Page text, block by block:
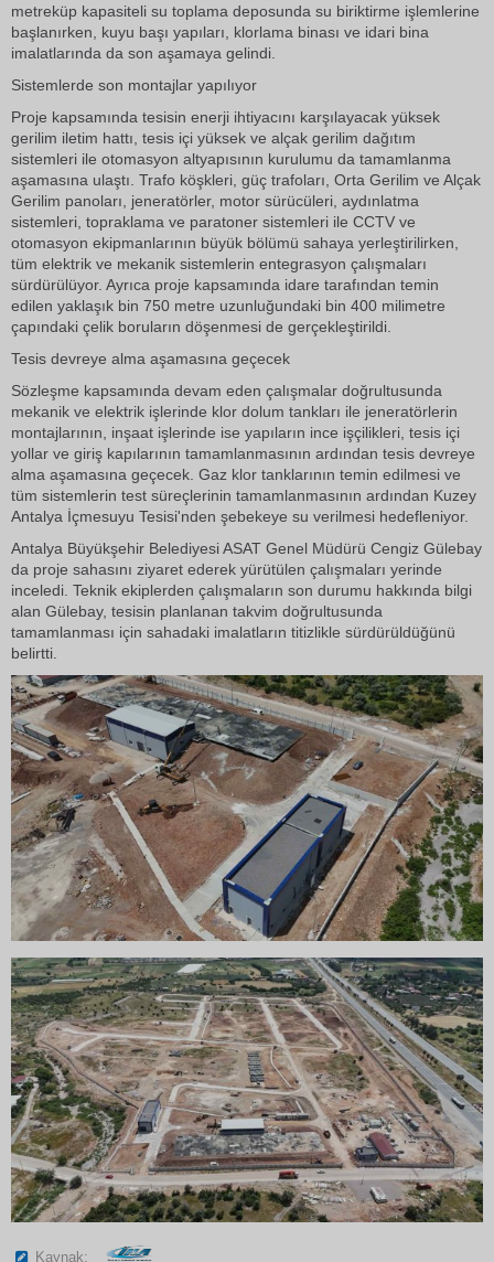
metreküp kapasiteli su toplama deposunda su biriktirme işlemlerine
başlanırken, kuyu başı yapıları, klorlama binası ve idari bina
imalatlarında da son aşamaya gelindi.
Sistemlerde son montajlar yapılıyor
Proje kapsamında tesisin enerji ihtiyacını karşılayacak yüksek
gerilim iletim hattı, tesis içi yüksek ve alçak gerilim dağıtım
sistemleri ile otomasyon altyapısının kurulumu da tamamlanma
aşamasına ulaştı. Trafo köşkleri, güç trafoları, Orta Gerilim ve Alçak
Gerilim panoları, jeneratörler, motor sürücüleri, aydınlatma
sistemleri, topraklama ve paratoner sistemleri ile CCTV ve
otomasyon ekipmanlarının büyük bölümü sahaya yerleştirilirken,
tüm elektrik ve mekanik sistemlerin entegrasyon çalışmaları
sürdürülüyor. Ayrıca proje kapsamında idare tarafından temin
edilen yaklaşık bin 750 metre uzunluğundaki bin 400 milimetre
çapındaki çelik boruların döşenmesi de gerçekleştirildi.
Tesis devreye alma aşamasına geçecek
Sözleşme kapsamında devam eden çalışmalar doğrultusunda
mekanik ve elektrik işlerinde klor dolum tankları ile jeneratörlerin
montajlarının, inşaat işlerinde ise yapıların ince işçilikleri, tesis içi
yollar ve giriş kapılarının tamamlanmasının ardından tesis devreye
alma aşamasına geçecek. Gaz klor tanklarının temin edilmesi ve
tüm sistemlerin test süreçlerinin tamamlanmasının ardından Kuzey
Antalya İçmesuyu Tesisi'nden şebekeye su verilmesi hedefleniyor.
Antalya Büyükşehir Belediyesi ASAT Genel Müdürü Cengiz Gülebay
da proje sahasını ziyaret ederek yürütülen çalışmaları yerinde
inceledi. Teknik ekiplerden çalışmaların son durumu hakkında bilgi
alan Gülebay, tesisin planlanan takvim doğrultusunda
tamamlanması için sahadaki imalatların titizlikle sürdürüldüğünü
belirtti.
Kaynak: